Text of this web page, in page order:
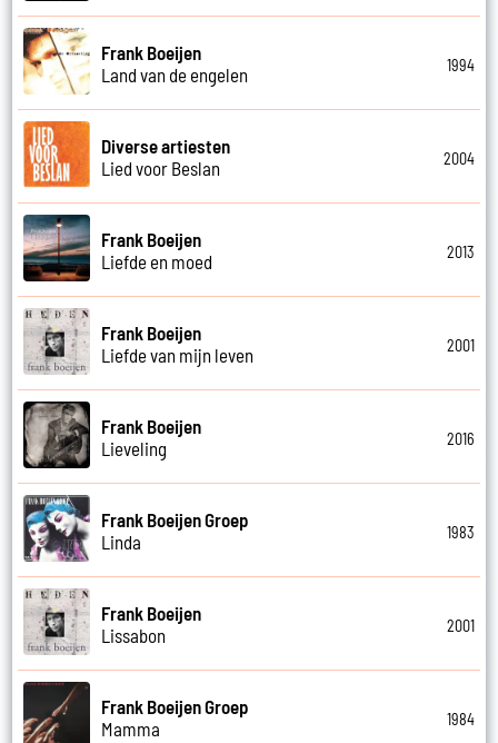
Frank Boeijen
Land van de engelen
1994
Diverse artiesten
Lied voor Beslan
2004
Frank Boeijen
Liefde en moed
2013
Frank Boeijen
Liefde van mijn leven
2001
Frank Boeijen
Lieveling
2016
Frank Boeijen Groep
Linda
1983
Frank Boeijen
Lissabon
2001
Frank Boeijen Groep
Mamma
1984